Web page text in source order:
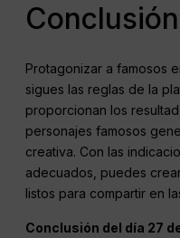
Conclusión
Protagonizar a famosos
sigues las reglas de la
proporcionan los
personajes famosos
creativa. Con las
adecuados, puedes
listos para compartir en
Conclusión del día 27